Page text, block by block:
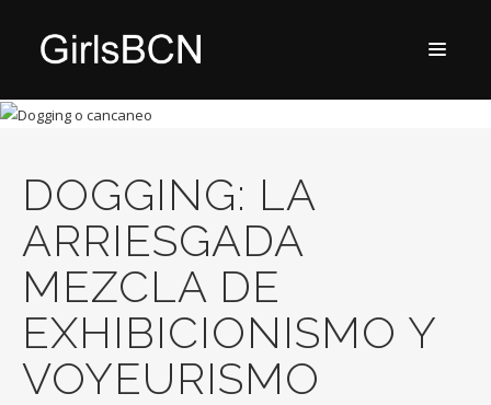
DOGGING: LA
ARRIESGADA
MEZCLA DE
EXHIBICIONISMO Y
VOYEURISMO